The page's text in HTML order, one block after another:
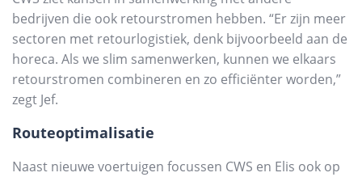
bedrijven die ook retourstromen hebben. “Er zijn meer
sectoren met retourlogistiek, denk bijvoorbeeld aan de
horeca. Als we slim samenwerken, kunnen we elkaars
retourstromen combineren en zo efficiënter worden,”
zegt Jef.
Routeoptimalisatie
Naast nieuwe voertuigen focussen CWS en Elis ook op